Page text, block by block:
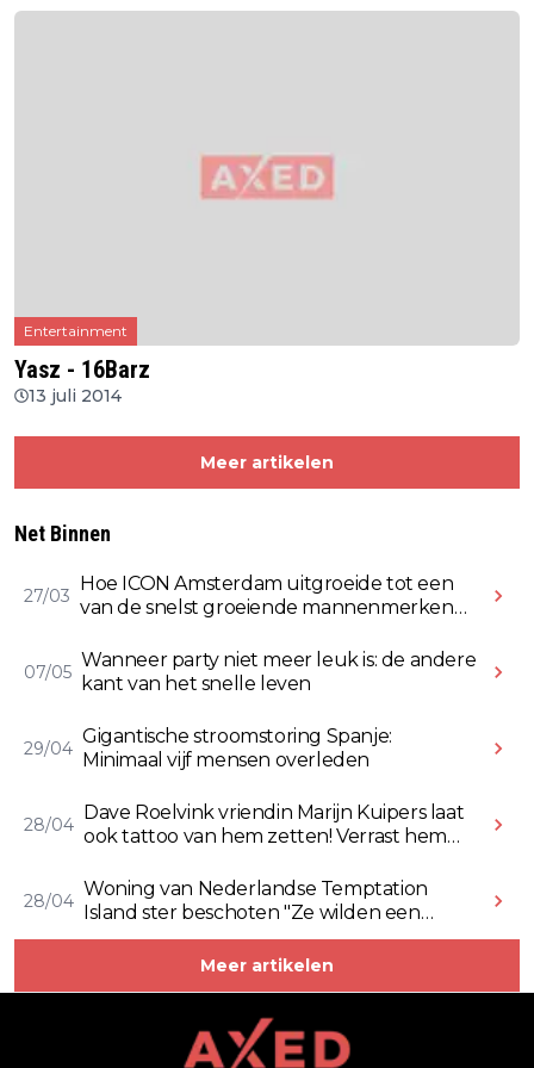
Entertainment
Yasz - 16Barz
13 juli 2014
Meer artikelen
Net Binnen
27/03
Hoe ICON Amsterdam uitgroeide tot een
van de snelst groeiende mannenmerken
07/05
Wanneer party niet meer leuk is: de andere
kant van het snelle leven
29/04
Gigantische stroomstoring Spanje:
Minimaal vijf mensen overleden
28/04
Dave Roelvink vriendin Marijn Kuipers laat
ook tattoo van hem zetten! Verrast hem
28/04
Woning van Nederlandse Temptation
Island ster beschoten "Ze wilden een
Rolex stelen" (Video)
Meer artikelen